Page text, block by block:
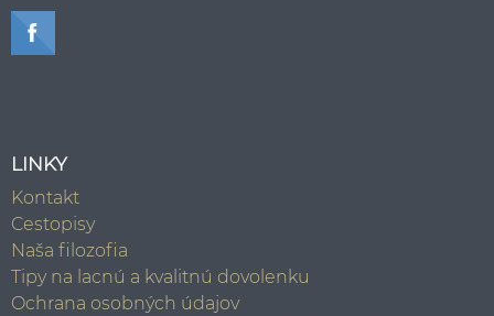
LINKY
Kontakt
Cestopisy
Naša filozofia
Tipy na lacnú a kvalitnú dovolenku
Ochrana osobných údajov